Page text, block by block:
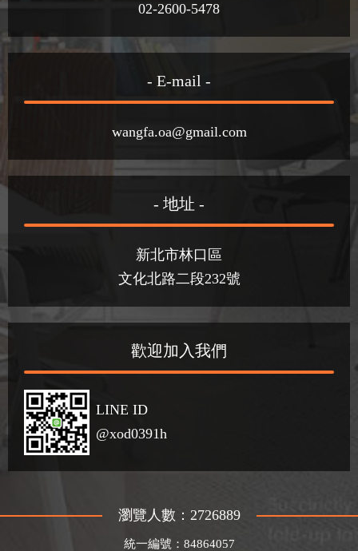
02-2600-5478
- E-mail -
wangfa.oa@gmail.com
- 地址 -
新北市林口區
文化北路二段232號
歡迎加入我們
LINE ID
@xod0391h
瀏覽人數：2726889
統一編號：84864057